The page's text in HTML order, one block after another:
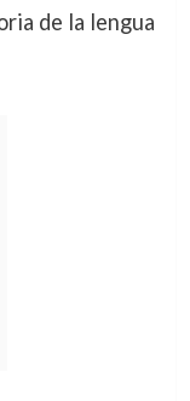
de la lengua